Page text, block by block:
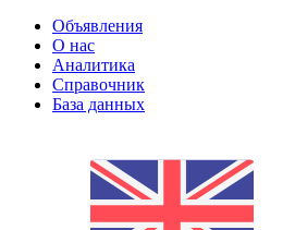
Объявления
О нас
Аналитика
Справочник
База данных